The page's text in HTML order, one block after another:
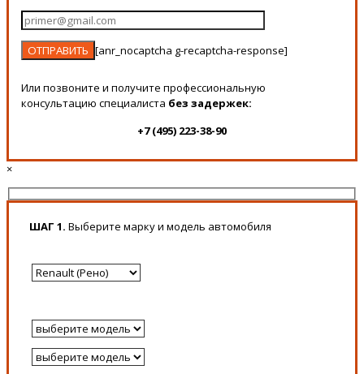
[anr_nocaptcha g-recaptcha-response]
Или позвоните и получите профессиональную
консультацию специалиста без задержек:
+7 (495) 223-38-90
×
ШАГ 1. Выберите марку и модель автомобиля